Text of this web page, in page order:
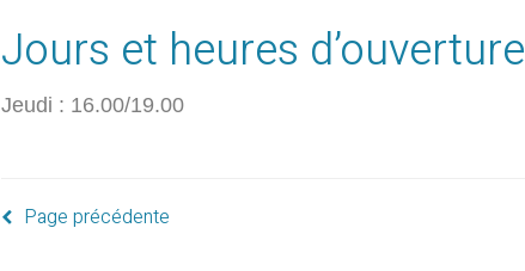
Jours et heures d’ouverture
Jeudi : 16.00/19.00
Page précédente